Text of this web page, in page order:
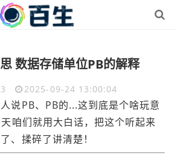
数据存储单位PB的解释
2025-09-24 13:00:04
说PB、PB的...这到底是个啥玩意
咱们就用大白话，把这个听起来
、揉碎了讲清楚！